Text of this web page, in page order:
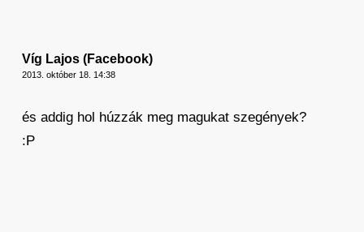
Víg Lajos (Facebook)
2013. október 18. 14:38
és addig hol húzzák meg magukat szegények?
:P